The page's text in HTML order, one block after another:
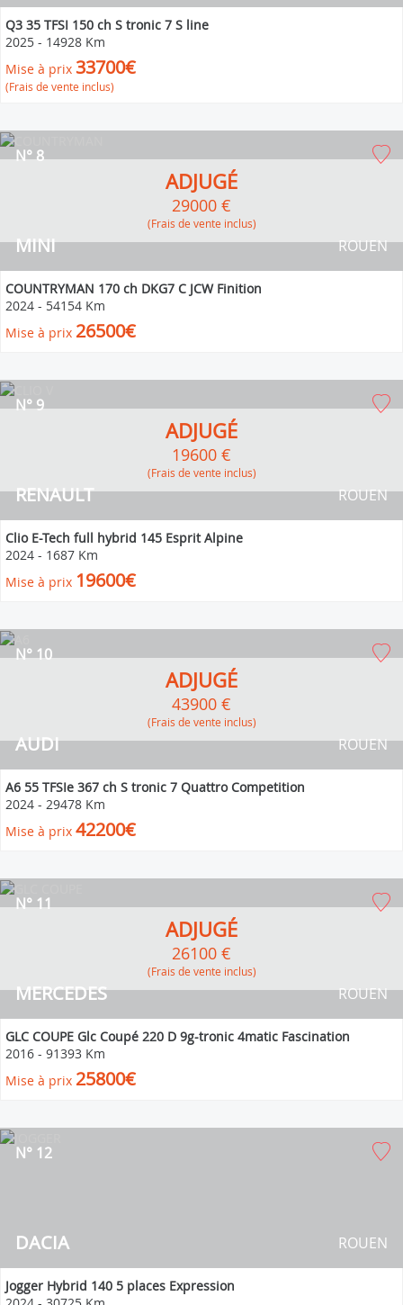
Q3 35 TFSI 150 ch S tronic 7 S line
2025 - 14928 Km
Mise à prix 33700€
(Frais de vente inclus)
MINI
N° 8
ROUEN
ADJUGÉ
29000 €
(Frais de vente inclus)
COUNTRYMAN 170 ch DKG7 C JCW Finition
2024 - 54154 Km
Mise à prix 26500€
RENAULT
N° 9
ROUEN
ADJUGÉ
19600 €
(Frais de vente inclus)
Clio E-Tech full hybrid 145 Esprit Alpine
2024 - 1687 Km
Mise à prix 19600€
AUDI
N° 10
ROUEN
ADJUGÉ
43900 €
(Frais de vente inclus)
A6 55 TFSIe 367 ch S tronic 7 Quattro Competition
2024 - 29478 Km
Mise à prix 42200€
MERCEDES
N° 11
ROUEN
ADJUGÉ
26100 €
(Frais de vente inclus)
GLC COUPE Glc Coupé 220 D 9g-tronic 4matic Fascination
2016 - 91393 Km
Mise à prix 25800€
DACIA
N° 12
ROUEN
Jogger Hybrid 140 5 places Expression